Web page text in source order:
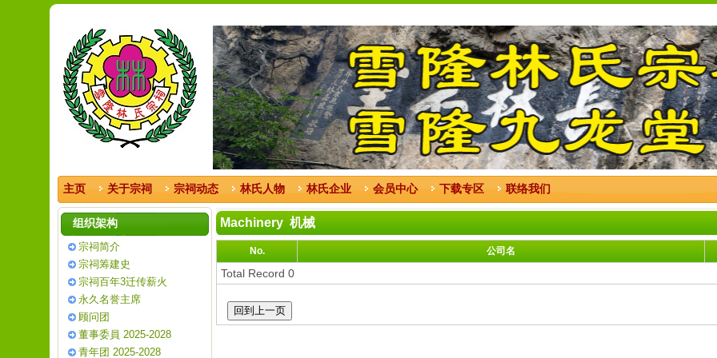
主页 关于宗祠 宗祠动态 林氏人物 林氏企业 会员中心 下载专区 联络我们
组织架构
宗祠简介
宗祠筹建史
宗祠百年3迁传薪火
永久名誉主席
顾问团
董事委員 2025-2028
青年团 2025-2028
Machinery 机械
No. 公司名
Total Record 0